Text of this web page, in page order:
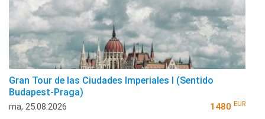
Gran Tour de las Ciudades Imperiales I (Sentido
Budapest-Praga)
ma, 25.08.2026 1480 EUR